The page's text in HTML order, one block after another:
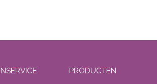
PRODUCTEN